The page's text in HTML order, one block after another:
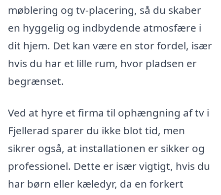
møblering og tv-placering, så du skaber
en hyggelig og indbydende atmosfære i
dit hjem. Det kan være en stor fordel, især
hvis du har et lille rum, hvor pladsen er
begrænset.
Ved at hyre et firma til ophængning af tv i
Fjellerad sparer du ikke blot tid, men
sikrer også, at installationen er sikker og
professionel. Dette er især vigtigt, hvis du
har børn eller kæledyr, da en forkert